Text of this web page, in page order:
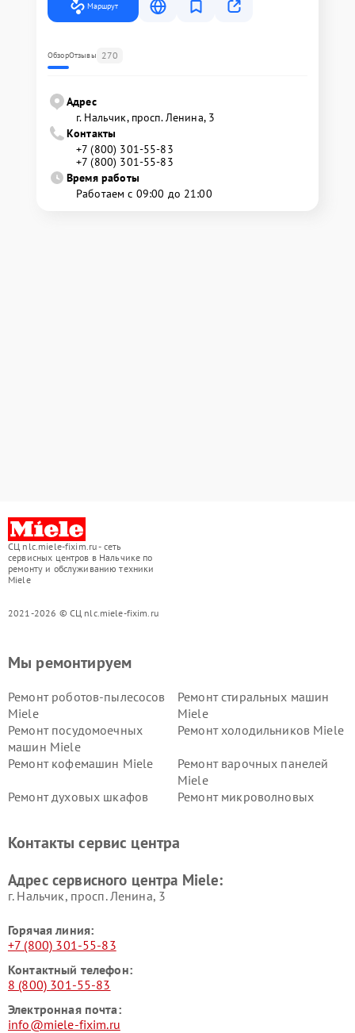
Маршрут
ОбзорОтзывы 270
Адрес
г. Нальчик, просп. Ленина, 3
Контакты
+7 (800) 301-55-83
+7 (800) 301-55-83
Время работы
Работаем с 09:00 до 21:00
СЦ nlc.miele-fixim.ru - сеть
сервисных центров в Нальчике по
ремонту и обслуживанию техники
Miele
2021-2026 © СЦ nlc.miele-fixim.ru
Мы ремонтируем
Ремонт роботов-пылесосов
Miele
Ремонт стиральных машин
Miele
Ремонт посудомоечных
машин Miele
Ремонт холодильников Miele
Ремонт кофемашин Miele
Ремонт варочных панелей
Miele
Ремонт духовых шкафов
Ремонт микроволновых
Miele
Miele
пылесосов Miele
Контакты сервис центра
Адрес сервисного центра Miele:
г. Нальчик, просп. Ленина, 3
Горячая линия:
+7 (800) 301-55-83
Контактный телефон:
8 (800) 301-55-83
Электронная почта:
info@miele-fixim.ru